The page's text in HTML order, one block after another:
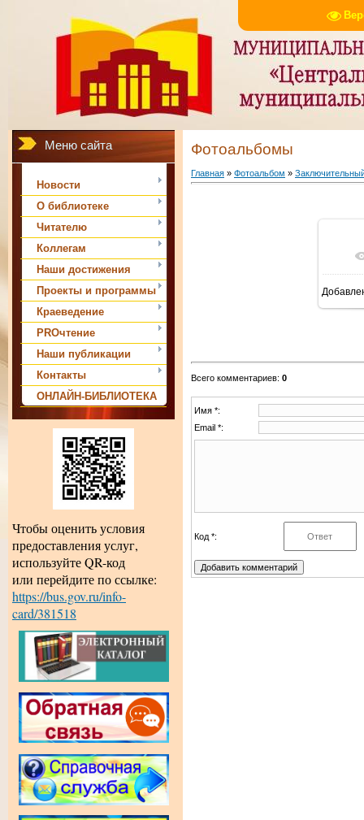
Меню сайта
Новости
О библиотеке
Читателю
Коллегам
Наши достижения
Проекты и программы
Краеведение
PROчтение
Наши публикации
Контакты
ОНЛАЙН-БИБЛИОТЕКА
Чтобы оценить условия
предоставления услуг,
используйте QR-код
или перейдите по ссылке:
https://bus.gov.ru/info-
card/381518
Фотоальбомы
Главная » Фотоальбом »
Всего комментариев: 0
Имя *:
Email *:
Код *: